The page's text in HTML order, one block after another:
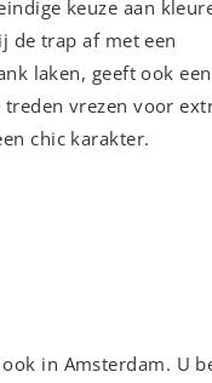
keuze aan
de trap af met een
laken, geeft ook een
vrezen voor
chic karakter.
in Amsterdam. U